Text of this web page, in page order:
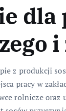
dla
z produkcji
pracy w
rolnicze oraz